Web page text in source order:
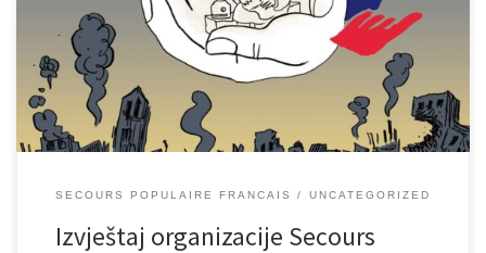
Populaire već godinu dana pruža pomoć i nastavlja pružati pomoć
svim žrtvama, kako u Ukrajini tako i u susjednim zemljama. Izvještaj
na engleskom jeziku se može pročitati na: […]
SECOURS POPULAIRE FRANCAIS UNCATEGORIZED
Izvještaj organizacije Secours